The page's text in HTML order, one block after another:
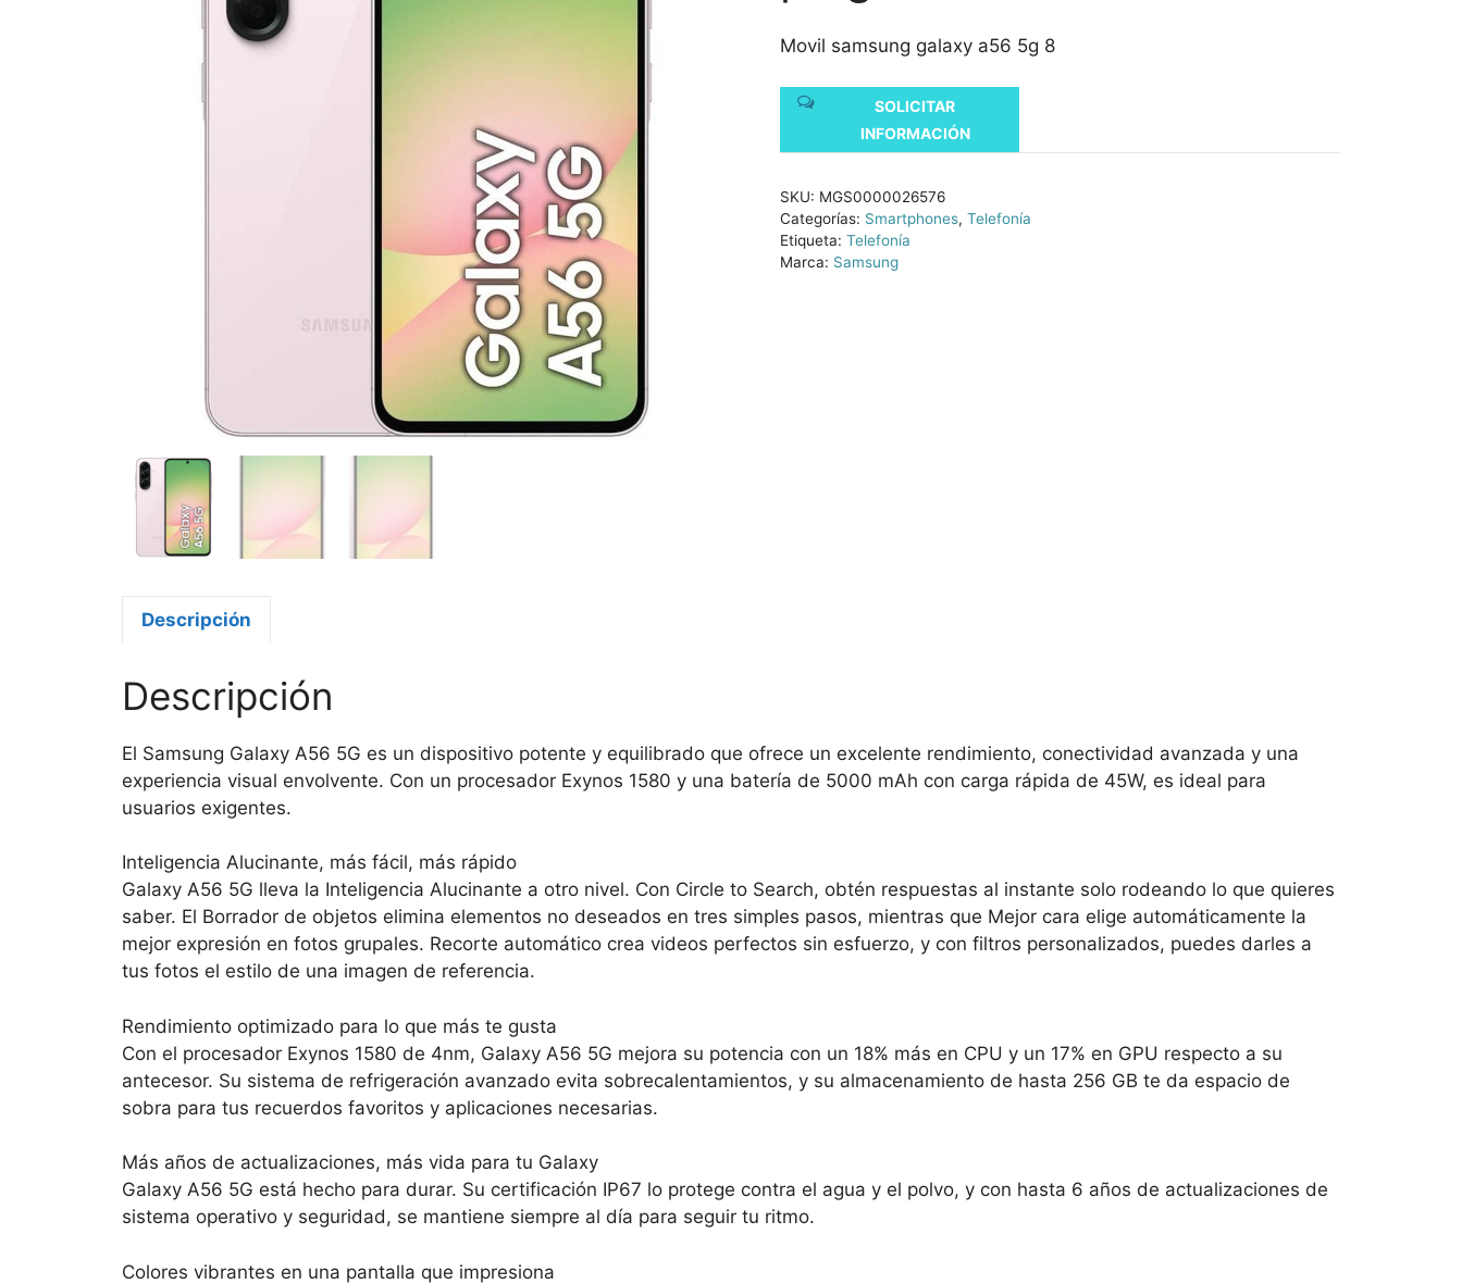
Movil samsung galaxy a56 5g 8
SOLICITAR
INFORMACIÓN
SKU: MGS0000026576
Categorías: Smartphones, Telefonía
Etiqueta: Telefonía
Marca: Samsung
Descripción
Descripción
El Samsung Galaxy A56 5G es un dispositivo potente y equilibrado que ofrece un excelente rendimiento, conectividad avanzada y una
experiencia visual envolvente. Con un procesador Exynos 1580 y una batería de 5000 mAh con carga rápida de 45W, es ideal para
usuarios exigentes.
Inteligencia Alucinante, más fácil, más rápido
Galaxy A56 5G lleva la Inteligencia Alucinante a otro nivel. Con Circle to Search, obtén respuestas al instante solo rodeando lo que quieres
saber. El Borrador de objetos elimina elementos no deseados en tres simples pasos, mientras que Mejor cara elige automáticamente la
mejor expresión en fotos grupales. Recorte automático crea videos perfectos sin esfuerzo, y con filtros personalizados, puedes darles a
tus fotos el estilo de una imagen de referencia.
Rendimiento optimizado para lo que más te gusta
Con el procesador Exynos 1580 de 4nm, Galaxy A56 5G mejora su potencia con un 18% más en CPU y un 17% en GPU respecto a su
antecesor. Su sistema de refrigeración avanzado evita sobrecalentamientos, y su almacenamiento de hasta 256 GB te da espacio de
sobra para tus recuerdos favoritos y aplicaciones necesarias.
Más años de actualizaciones, más vida para tu Galaxy
Galaxy A56 5G está hecho para durar. Su certificación IP67 lo protege contra el agua y el polvo, y con hasta 6 años de actualizaciones de
sistema operativo y seguridad, se mantiene siempre al día para seguir tu ritmo.
Colores vibrantes en una pantalla que impresiona